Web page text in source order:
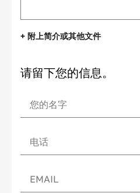
+ 附上简介或其他文件
请留下您的信息。